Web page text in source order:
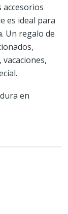
es ideal para
Un regalo de
en